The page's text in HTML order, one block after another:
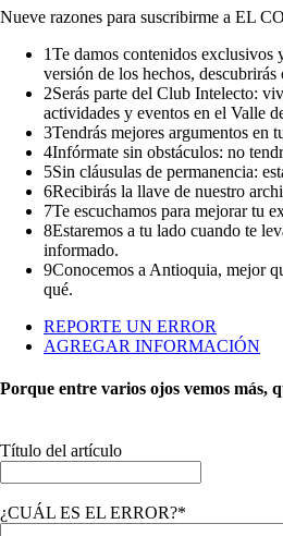
Nueve razones para suscribirme a EL
1Te damos contenidos exclusivos
versión de los hechos, descubrirás
2Serás parte del Club Intelecto:
actividades y eventos en el Valle
3Tendrás mejores argumentos en
4Infórmate sin obstáculos: no
5Sin cláusulas de permanencia:
6Recibirás la llave de nuestro
7Te escuchamos para mejorar tu
8Estaremos a tu lado cuando te
informado.
9Conocemos a Antioquia, mejor
qué.
REPORTE UN ERROR
AGREGAR INFORMACIÓN
Porque entre varios ojos vemos
Título del artículo
¿CUÁL ES EL ERROR?*